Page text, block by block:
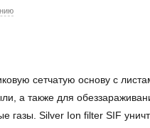
сетчатую основу с
а также для
газы. Silver Ion filter SIF